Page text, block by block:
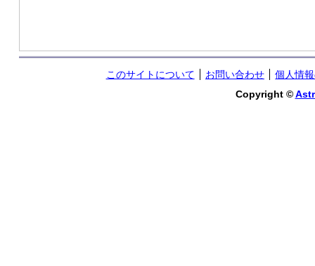
このサイトについて お問い合わせ
個人情
Copyright ©